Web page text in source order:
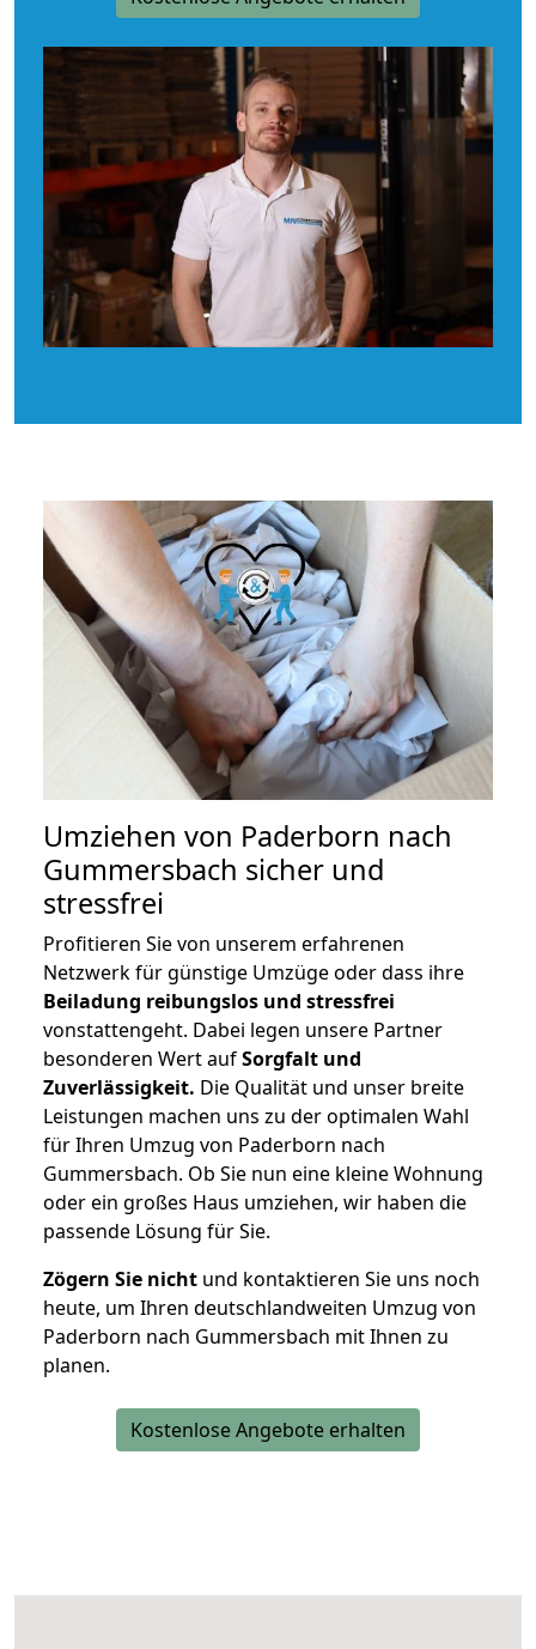
Umziehen von Paderborn nach
Gummersbach sicher und
stressfrei
Profitieren Sie von unserem erfahrenen
Netzwerk für günstige Umzüge oder dass ihre
Beiladung reibungslos und stressfrei
vonstattengeht. Dabei legen unsere Partner
besonderen Wert aufSorgfalt und
Zuverlässigkeit. Die Qualität und unser breite
Leistungen machen uns zu der optimalen Wahl
für Ihren Umzug von Paderborn nach
Gummersbach. Ob Sie nun eine kleine Wohnung
oder ein großes Haus umziehen, wir haben die
passende Lösung für Sie.
Zögern Sie nicht und kontaktieren Sie uns noch
heute, um Ihren deutschlandweiten Umzug von
Paderborn nach Gummersbach mit Ihnen zu
planen.
Kostenlose Angebote erhalten